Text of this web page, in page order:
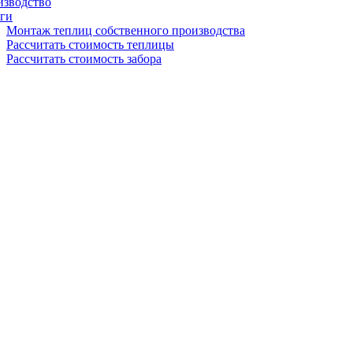
Монтаж теплиц собственного производства
Рассчитать стоимость теплицы
Рассчитать стоимость забора